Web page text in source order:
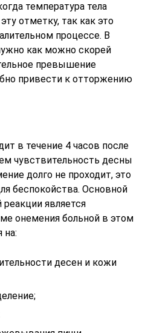
температура тела
отметку, так как это
процессе. В
как можно скорей
превышение
привести к отторжению
в течение 4 часов после
чувствительность десны
долго не проходит, это
беспокойства. Основной
реакции является
онемения больной в этом
на:
десен и кожи